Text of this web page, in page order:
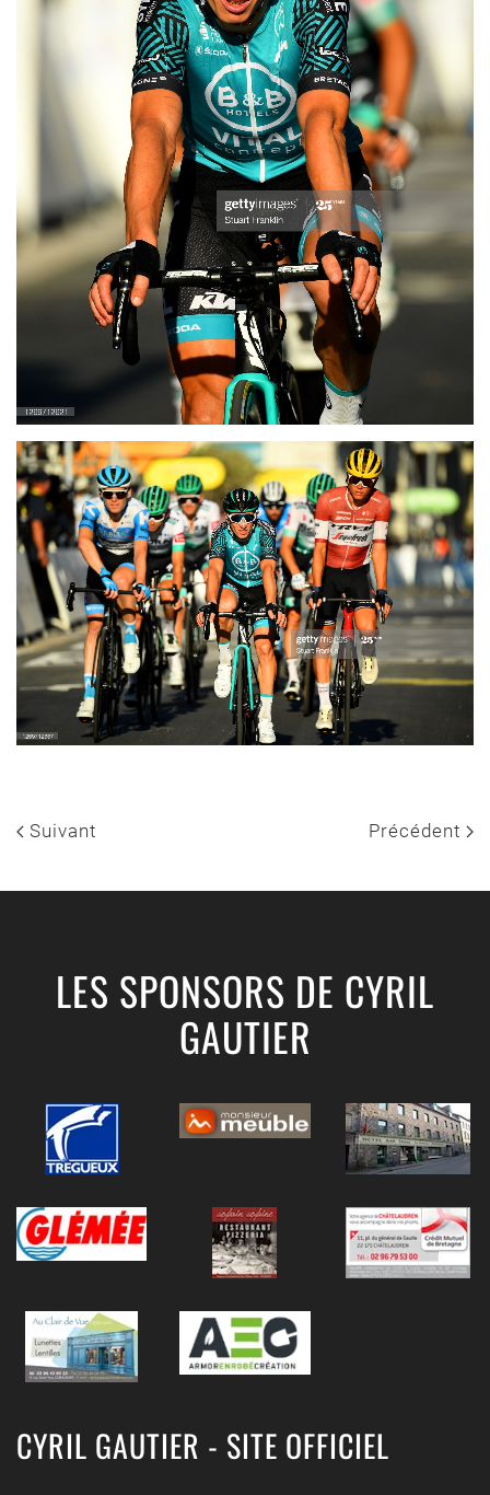
Suivant Précédent
LES SPONSORS DE CYRIL
GAUTIER
CYRIL GAUTIER - SITE OFFICIEL